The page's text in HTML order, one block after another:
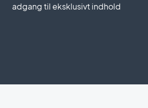
adgang til eksklusivt indhold